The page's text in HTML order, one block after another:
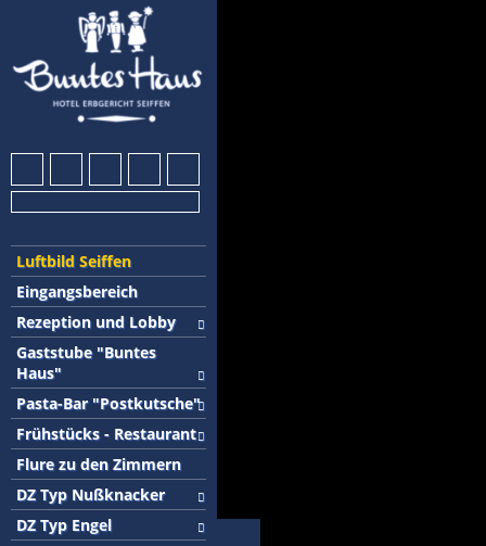
Luftbild Seiffen
Eingangsbereich
Rezeption und Lobby
Gaststube "Buntes
Haus"
Pasta-Bar "Postkutsche"
Frühstücks - Restaurant
Flure zu den Zimmern
DZ Typ Nußknacker
DZ Typ Engel